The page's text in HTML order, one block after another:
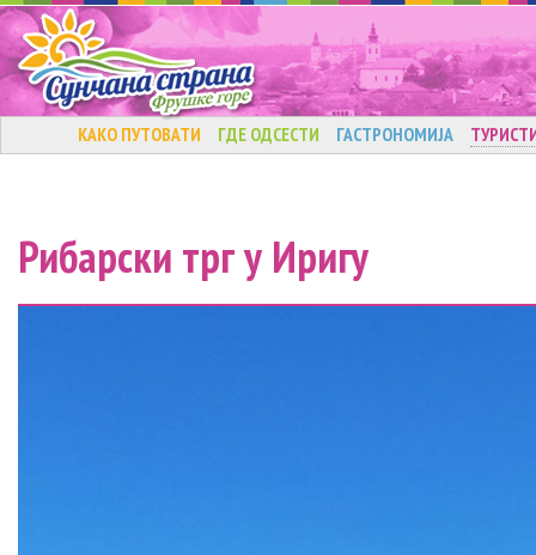
КАКО ПУТОВАТИ ГДЕ ОДСЕСТИ ГАСТРОНОМИЈА
Рибарски трг у Иригу